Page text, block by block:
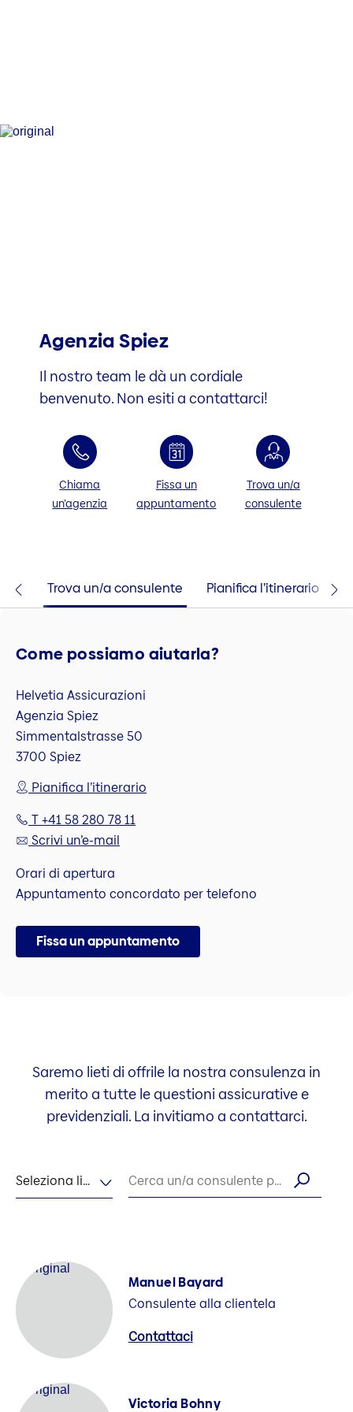
Agenzia Spiez
Il nostro team le dà un cordiale
benvenuto. Non esiti a contattarci!
Chiama
un’agenzia
Fissa un
appuntamento
Trova un/a
consulente
Trova un/a consulente Pianifica l’itinerario
Come possiamo aiutarla?
Helvetia Assicurazioni
Agenzia Spiez
Simmentalstrasse 50
3700 Spiez
Pianifica l’itinerario
T +41 58 280 78 11
Scrivi un’e-mail
Orari di apertura
Appuntamento concordato per telefono
Fissa un appuntamento
Saremo lieti di offrile la nostra consulenza in
merito a tutte le questioni assicurative e
previdenziali. La invitiamo a contattarci.
Seleziona lingua Cerca un/a consulente per nome
Manuel Bayard
Consulente alla clientela
Contattaci
Victoria Bohny